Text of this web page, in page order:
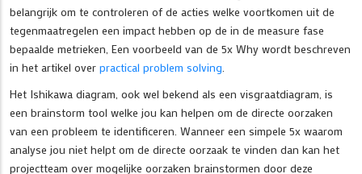
belangrijk om te controleren of de acties welke voortkomen uit de
tegenmaatregelen een impact hebben op de in de measure fase
bepaalde metrieken, Een voorbeeld van de 5x Why wordt beschreven
in het artikel over practical problem solving.
Het Ishikawa diagram, ook wel bekend als een visgraatdiagram, is
een brainstorm tool welke jou kan helpen om de directe oorzaken
van een probleem te identificeren. Wanneer een simpele 5x waarom
analyse jou niet helpt om de directe oorzaak te vinden dan kan het
projectteam over mogelijke oorzaken brainstormen door deze